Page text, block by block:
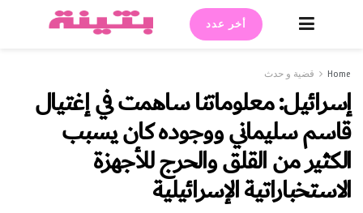
أخر عدد
Home قضية و حدث
إسرائيل: معلوماتنا ساهمت في إغتيال
قاسم سليماني ووجوده كان يسبب
الكثير من القلق والحرج للأجهزة
الاستخباراتية الإسرائيلية